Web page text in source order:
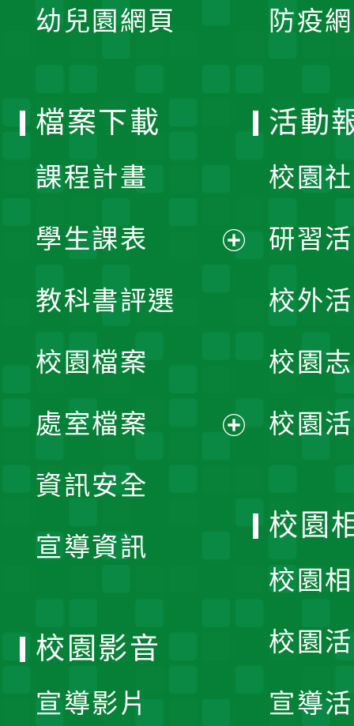
幼兒園網頁 防疫
檔案下載
課程計畫
學生課表
單
教科書評選
校園檔案
處室檔案
資訊安全
宣導資訊
活動
校園
研習
校外
校園
校園
校園
校園
校園
宣導
校園影音
宣導影片